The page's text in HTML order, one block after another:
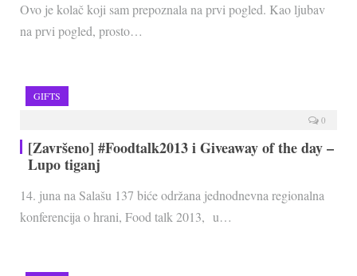
Ovo je kolač koji sam prepoznala na prvi pogled. Kao ljubav
na prvi pogled, prosto…
GIFTS
0
[Završeno] #Foodtalk2013 i Giveaway of the day –
Lupo tiganj
14. juna na Salašu 137 biće održana jednodnevna regionalna
konferencija o hrani, Food talk 2013, u…